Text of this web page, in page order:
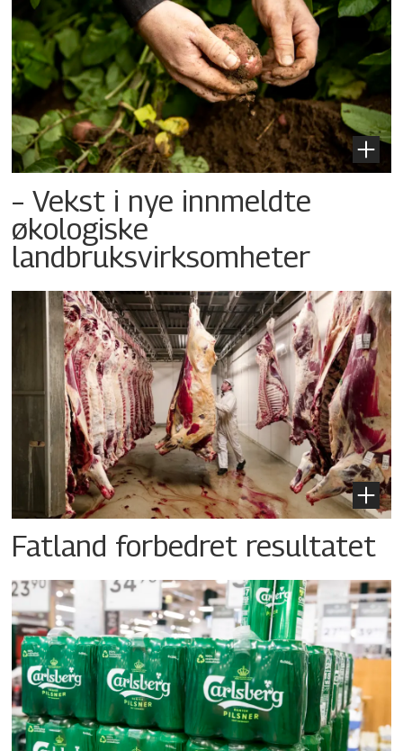
– Vekst i nye innmeldte
økologiske
landbruksvirksomheter
Fatland forbedret resultatet